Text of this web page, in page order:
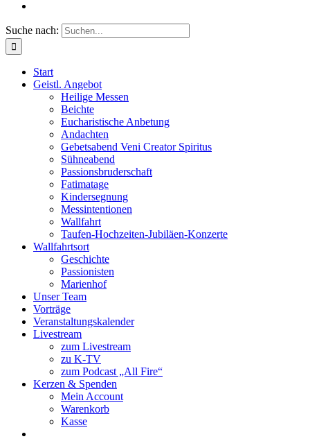
Suche nach:
Start
Geistl. Angebot
Heilige Messen
Beichte
Eucharistische Anbetung
Andachten
Gebetsabend Veni Creator Spiritus
Sühneabend
Passionsbruderschaft
Fatimatage
Kindersegnung
Messintentionen
Wallfahrt
Taufen-Hochzeiten-Jubiläen-Konzerte
Wallfahrtsort
Geschichte
Passionisten
Marienhof
Unser Team
Vorträge
Veranstaltungskalender
Livestream
zum Livestream
zu K-TV
zum Podcast „All Fire“
Kerzen & Spenden
Mein Account
Warenkorb
Kasse